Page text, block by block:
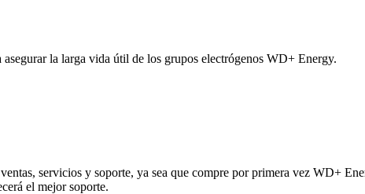
la larga vida útil de los grupos electrógenos WD+ Energy.
servicios y soporte, ya sea que compre por primera vez WD+
el mejor soporte.